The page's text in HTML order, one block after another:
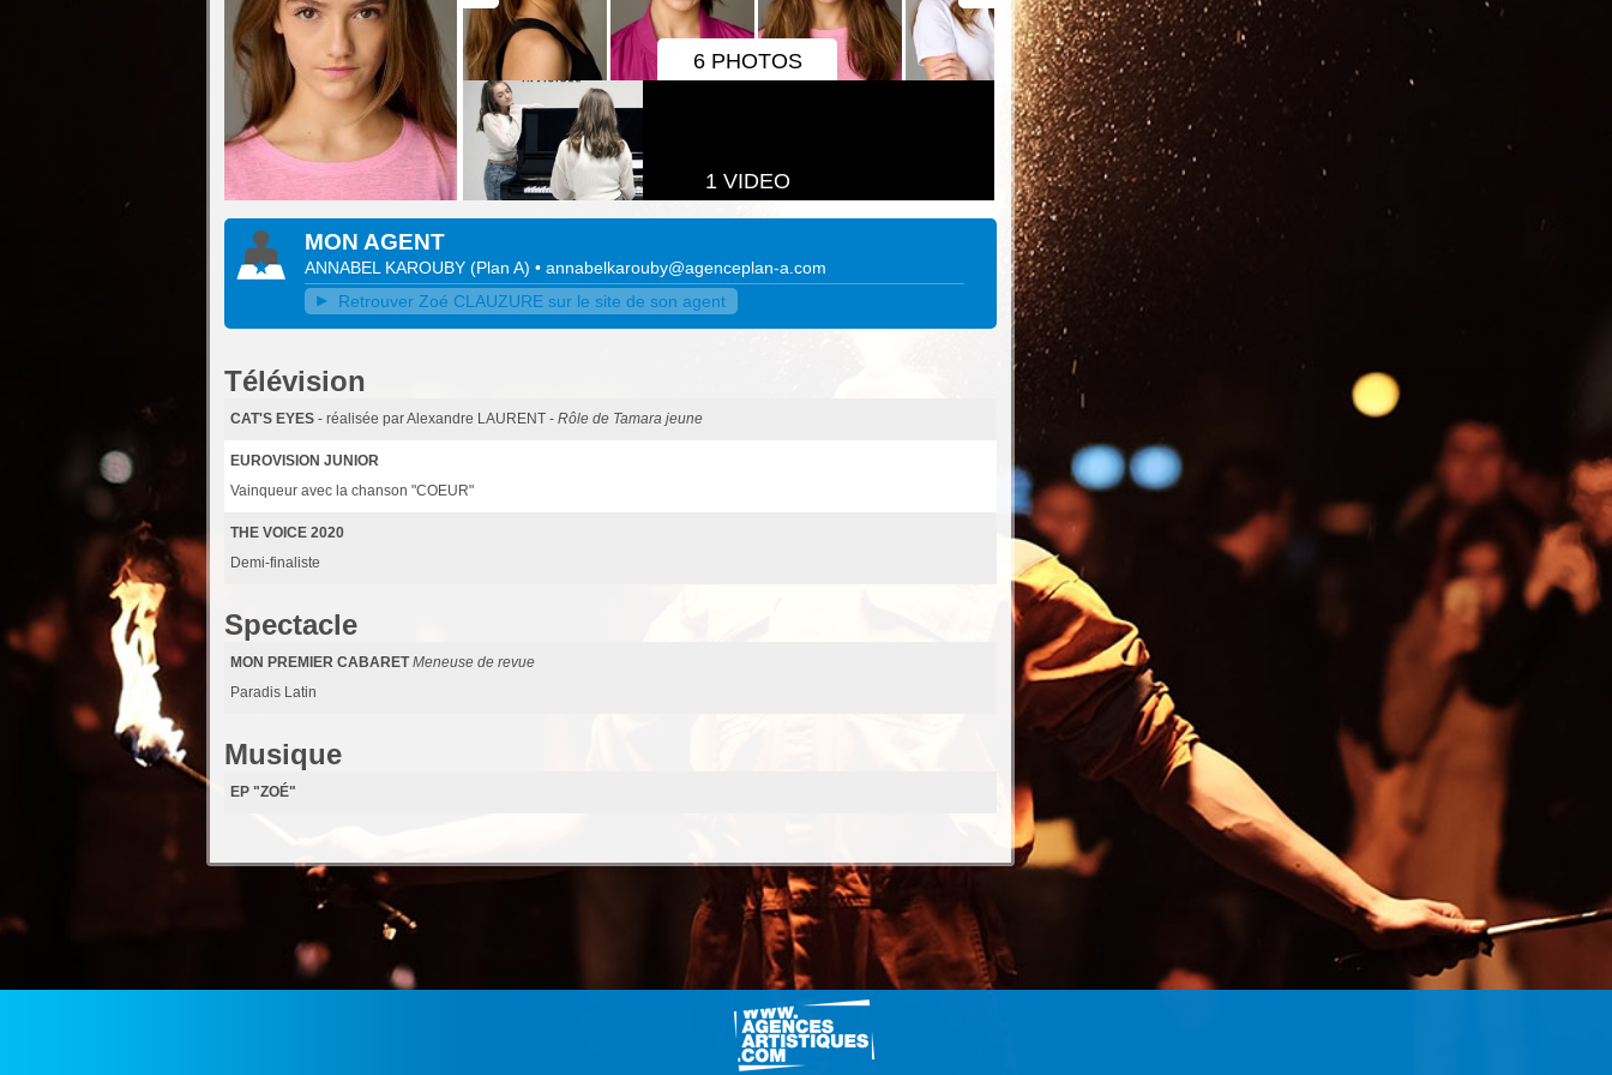
6 PHOTOS
1 VIDEO
MON AGENT
ANNABEL KAROUBY (Plan A) • annabelkarouby@agenceplan-a.com
Retrouver Zoé CLAUZURE sur le site de son agent
Télévision
CAT'S EYES - réalisée par Alexandre LAURENT - Rôle de Tamara jeune
EUROVISION JUNIOR
Vainqueur avec la chanson "COEUR"
THE VOICE 2020
Demi-finaliste
Spectacle
MON PREMIER CABARET Meneuse de revue
Paradis Latin
Musique
EP "ZOÉ"